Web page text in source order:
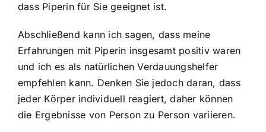
dass Piperin für Sie geeignet ist.
Abschließend kann ich sagen, dass meine
Erfahrungen mit Piperin insgesamt positiv waren
und ich es als natürlichen Verdauungshelfer
empfehlen kann. Denken Sie jedoch daran, dass
jeder Körper individuell reagiert, daher können
die Ergebnisse von Person zu Person variieren.